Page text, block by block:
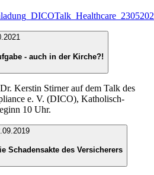
- auch in der Kirche?!
Kerstin Stirner auf dem Talk des
e. V. (DICO), Katholisch-
10 Uhr.
Schadensakte des Versicherers